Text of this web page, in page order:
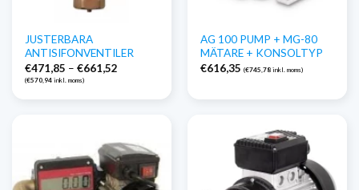
JUSTERBARA
ANTISIFONVENTILER
€471,85 – €661,52
€661,52
(€570,94 inkl. moms)
AG 100 PUMP + MG-80
MÄTARE + KONSOLTYP
€616,35 (€745,78 inkl. moms)